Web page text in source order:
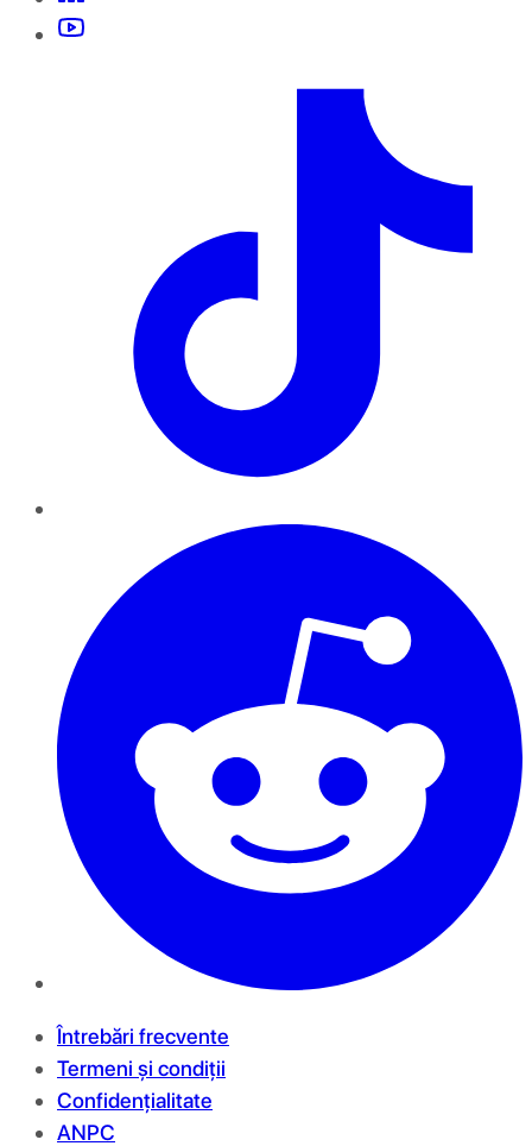
Întrebări frecvente
Termeni și condiții
Confidențialitate
ANPC